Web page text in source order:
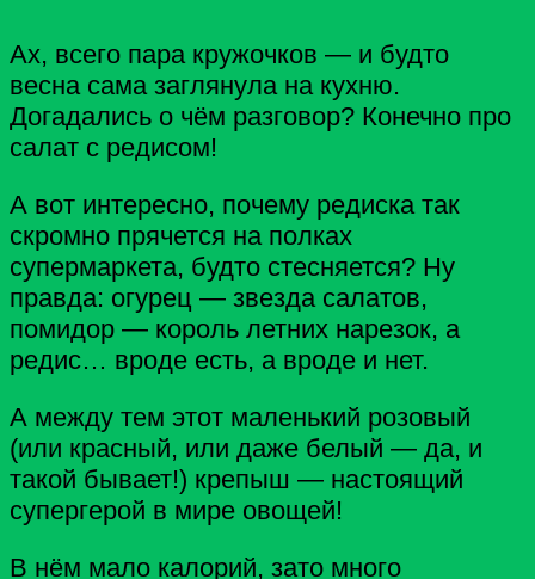
Ах, всего пара кружочков — и будто
весна сама заглянула на кухню.
Догадались о чём разговор? Конечно про
салат с редисом!
А вот интересно, почему редиска так
скромно прячется на полках
супермаркета, будто стесняется? Ну
правда: огурец — звезда салатов,
помидор — король летних нарезок, а
редис… вроде есть, а вроде и нет.
А между тем этот маленький розовый
(или красный, или даже белый — да, и
такой бывает!) крепыш — настоящий
супергерой в мире овощей!
В нём мало калорий, зато много